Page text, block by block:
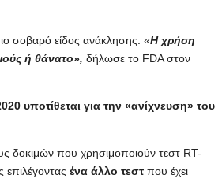
σοβαρό είδος ανάκλησης. «Η χρήση
ή θάνατο», δήλωσε το FDA στον
υποτίθεται για την «ανίχνευση» του
δοκιμών που χρησιμοποιούν τεστ RT-
ένα άλλο τεστ που έχει